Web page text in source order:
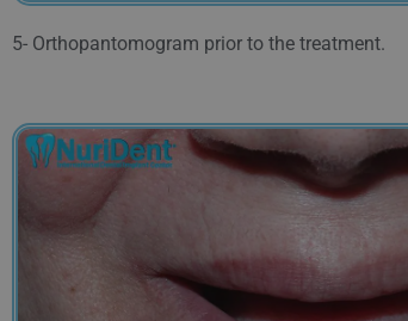
5- Orthopantomogram prior to the treatment.